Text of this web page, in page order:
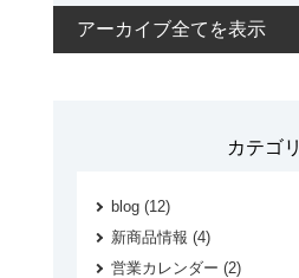
アーカイブ全てを表示
カテゴリ
blog (12)
新商品情報 (4)
営業カレンダー (2)